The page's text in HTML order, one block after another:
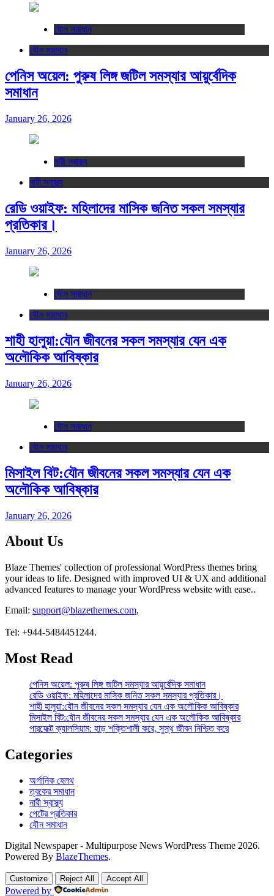
যৌন সমাধান
যৌন সমাধান
পেনিস অয়েল: পুরুষ লিঙ্গ জটিল সমস্যার আয়ুর্বেদিক
সমাধান
January 26, 2026
নারী স্বাস্থ্য
নারী স্বাস্থ্য
রেডি ওয়াইফ: মহিলাদের মাসিক জনিত সকল সমস্যার
প্রতিকার।
January 26, 2026
যৌন সমাধান
যৌন সমাধান
শাহী হালুয়া:যৌন জীবনের সকল সমস্যার যেন এক
অলৌকিক আবিষ্কার
January 26, 2026
যৌন সমাধান
যৌন সমাধান
মিসাইল বিট:যৌন জীবনের সকল সমস্যার যেন এক
অলৌকিক আবিষ্কার
January 26, 2026
About Us
Blaze Themes' collection of professional WordPress themes bring
your ideas to life. Designed with improved UI & UX and additional
advanced features to manage your WordPress website with ease..
Email: support@blazethemes.com,
Tel: +944-5484451244.
Most Read
পেনিস অয়েল: পুরুষ লিঙ্গ জটিল সমস্যার আয়ুর্বেদিক সমাধান
রেডি ওয়াইফ: মহিলাদের মাসিক জনিত সকল সমস্যার প্রতিকার।
শাহী হালুয়া:যৌন জীবনের সকল সমস্যার যেন এক অলৌকিক আবিষ্কার
মিসাইল বিট:যৌন জীবনের সকল সমস্যার যেন এক অলৌকিক আবিষ্কার
পারফেক্ট ক্যালসিয়াম: হাড় শক্তিশালী করে, সুস্থ জীবন নিশ্চিত করে
Categories
অর্গানিক হেলথ
ত্বকের সমাধান
নারী স্বাস্থ্য
পেটের প্রতিকার
যৌন সমাধান
Digital Newspaper - Multipurpose News WordPress Theme 2026.
Powered By BlazeThemes.
Customize Reject All Accept All
Powered by